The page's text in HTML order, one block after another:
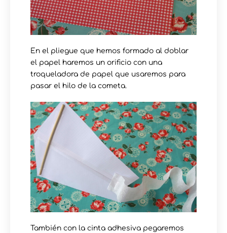
En el pliegue que hemos formado al doblar
el papel haremos un orificio con una
troqueladora de papel que usaremos para
pasar el hilo de la cometa.
También con la cinta adhesiva pegaremos